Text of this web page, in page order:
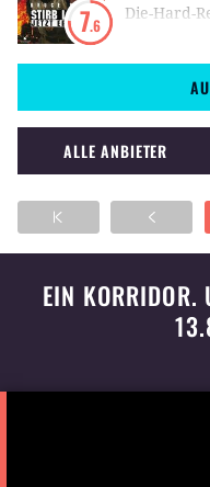
7.6
Die-Hard-
recht,
York
Samuel L.
bei dem
ALLE ANBIETER
EIN KORRIDOR.